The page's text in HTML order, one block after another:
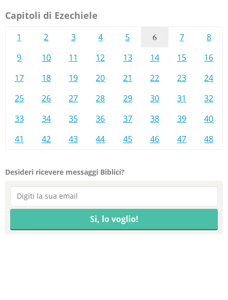
Capitoli di Ezechiele
1 2 3 4 5 6 7
8
9
10 11 12 13 14 15
16
17
18 19 20 21 22 23
24
25
26 27 28 29 30 31
32
33
34 35 36 37 38 39
40
41
42 43 44 45 46 47 48
Desideri ricevere messaggi Biblici?